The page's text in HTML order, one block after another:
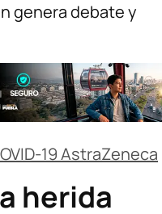
genera debate y
19 AstraZeneca
herida